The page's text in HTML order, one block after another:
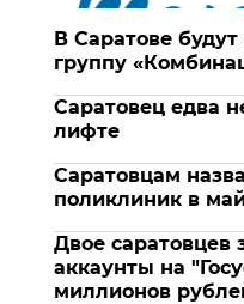
В Саратове
группу
Саратовец едва
лифте
Саратовцам
поликлиник в
Двое саратовцев
аккаунты на
миллионов